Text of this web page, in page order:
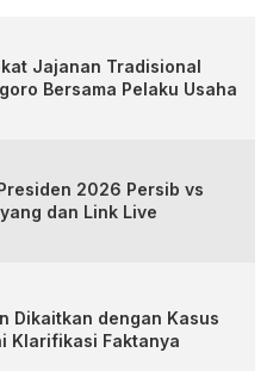
Jajanan Tradisional
Bersama Pelaku Usaha
2026 Persib vs
dan Link Live
Dikaitkan dengan Kasus
Klarifikasi Faktanya